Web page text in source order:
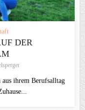
DER
aus ihrem Berufsalltag